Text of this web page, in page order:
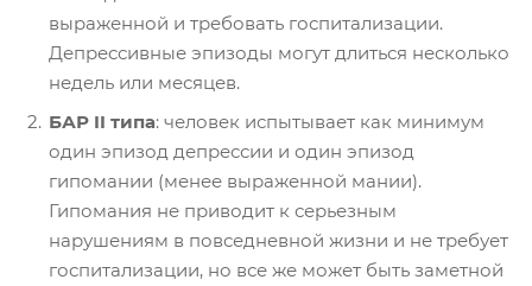
выраженной и требовать госпитализации.
Депрессивные эпизоды могут длиться несколько
недель или месяцев.
БАР II типа: человек испытывает как минимум
один эпизод депрессии и один эпизод
гипомании (менее выраженной мании).
Гипомания не приводит к серьезным
нарушениям в повседневной жизни и не требует
госпитализации, но все же может быть заметной